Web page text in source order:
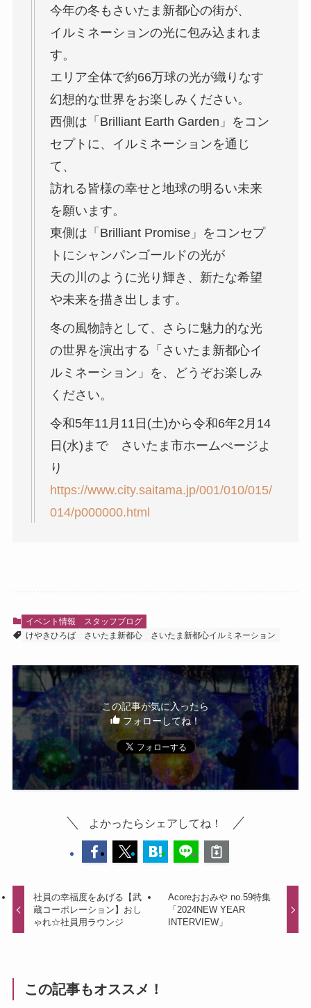
今年の冬もさいたま新都心の街が、
イルミネーションの光に包み込まれま
す。
エリア全体で約66万球の光が織りなす
幻想的な世界をお楽しみください。
西側は「Brilliant Earth Garden」をコン
セプトに、イルミネーションを通じ
て、
訪れる皆様の幸せと地球の明るい未来
を願います。
東側は「Brilliant Promise」をコンセプ
トにシャンパンゴールドの光が
天の川のように光り輝き、新たな希望
や未来を描き出します。
冬の風物詩として、さらに魅力的な光
の世界を演出する「さいたま新都心イ
ルミネーション」を、どうぞお楽しみ
ください。
令和5年11月11日(土)から令和6年2月14
日(水)まで さいたま市ホームぺージよ
り
https://www.city.saitama.jp/001/010/015/
014/p000000.html
イベント情報
スタッフブログ
けやきひろば
さいたま新都心 さいたま新都心イルミネーション
この記事が気に入ったら
フォローしてね！
よかったらシェアしてね！
社員の幸福度をあげる【武
蔵コーポレーション】おし
ゃれ☆社員用ラウンジ
Acoreおおみや no.59特集
「2024NEW YEAR
INTERVIEW」
この記事もオススメ！